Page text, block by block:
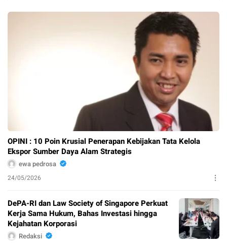
OPINI : 10 Poin Krusial Penerapan Kebijakan Tata Kelola
Ekspor Sumber Daya Alam Strategis
ewa pedrosa
24/05/2026
DePA-RI dan Law Society of Singapore Perkuat
Kerja Sama Hukum, Bahas Investasi hingga
Kejahatan Korporasi
Redaksi